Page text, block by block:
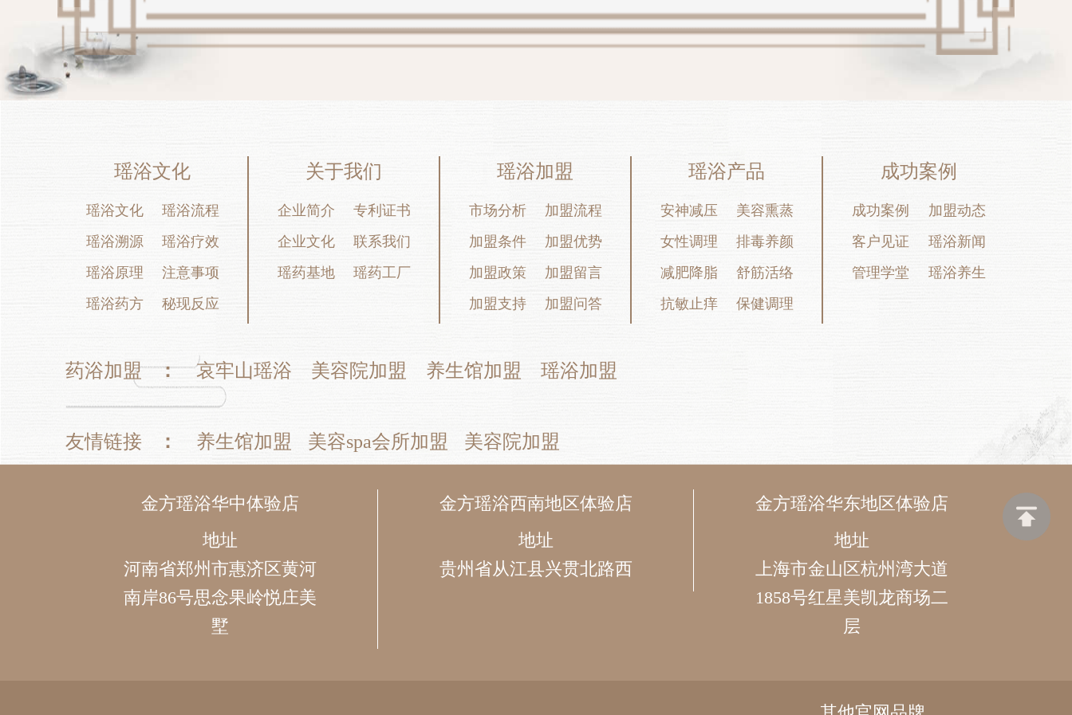
瑶浴文化
瑶浴文化
瑶浴流程
瑶浴溯源
瑶浴疗效
瑶浴原理
注意事项
瑶浴药方
秘现反应
关于我们
企业简介
专利证书
企业文化
联系我们
瑶药基地
瑶药工厂
瑶浴加盟
市场分析
加盟流程
加盟条件
加盟优势
加盟政策
加盟留言
加盟支持
加盟问答
瑶浴产品
安神减压
美容熏蒸
女性调理
排毒养颜
减肥降脂
舒筋活络
抗敏止痒
保健调理
成功案例
成功案例
加盟动态
客户见证
瑶浴新闻
管理学堂
瑶浴养生
药浴加盟 ： 哀牢山瑶浴 美容院加盟 养生馆加盟 瑶浴加盟
友情链接 ： 养生馆加盟 美容spa会所加盟 美容院加盟
金方瑶浴华中体验店
地址
河南省郑州市惠济区黄河
南岸86号思念果岭悦庄美
墅
金方瑶浴西南地区体验店
地址
贵州省从江县兴贯北路西
金方瑶浴华东地区体验店
地址
上海市金山区杭州湾大道
1858号红星美凯龙商场二
层